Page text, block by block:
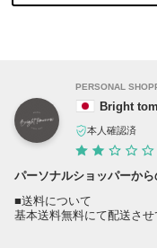
PERSONAL
Bright
本人確認済
パーソナルショッパーか
■送料について
基本送料無料にて配送させ